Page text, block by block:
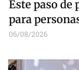
Este paso de
para
06/08/2026